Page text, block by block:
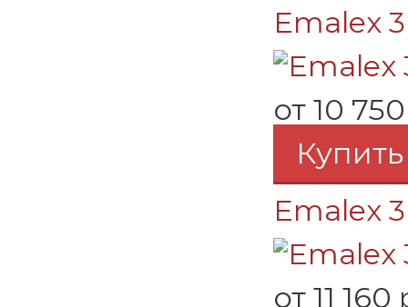
Emalex
от 10
Купить
Emalex
от 11 160